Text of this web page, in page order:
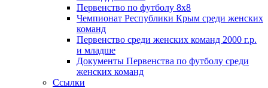
Первенство по футболу 8х8
Чемпионат Республики Крым среди женских
команд
Первенство среди женских команд 2000 г.р.
и младше
Документы Первенства по футболу среди
женских команд
Ссылки